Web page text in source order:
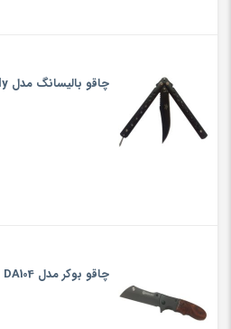
چاقو بالیسانگ مدل Butterfly
چاقو بوکر مدل DA104